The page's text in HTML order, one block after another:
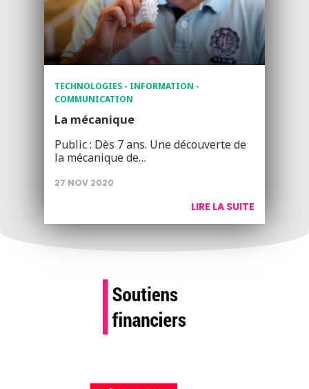
TECHNOLOGIES - INFORMATION -
COMMUNICATION
La mécanique
Public : Dès 7 ans. Une découverte de
la mécanique de…
27 NOV 2020
LIRE LA SUITE